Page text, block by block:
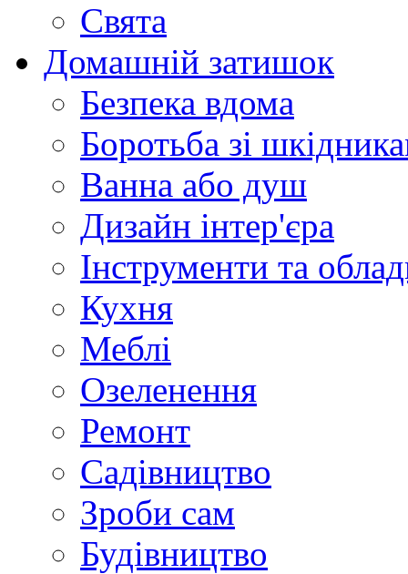
Свята
Домашній затишок
Безпека вдома
Боротьба зі
Ванна або душ
Дизайн інтер'єра
Інструменти та
Кухня
Меблі
Озеленення
Ремонт
Садівництво
Зроби сам
Будівництво